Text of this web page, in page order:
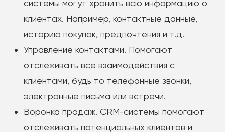
системы могут хранить всю информацию о
клиентах. Например, контактные данные,
историю покупок, предпочтения и т.д.
Управление контактами. Помогают
отслеживать все взаимодействия с
клиентами, будь то телефонные звонки,
электронные письма или встречи.
Воронка продаж. CRM-системы помогают
отслеживать потенциальных клиентов и